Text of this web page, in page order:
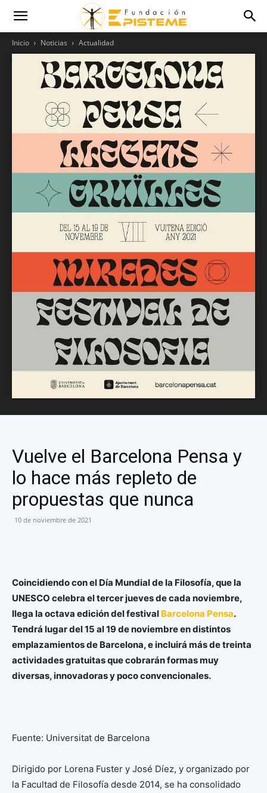
Inicio Noticias Actualidad
Vuelve el Barcelona Pensa y
lo hace más repleto de
propuestas que nunca
10 de noviembre de 2021
Coincidiendo con el Día Mundial de la Filosofía, que la
UNESCO celebra el tercer jueves de cada noviembre,
llega la octava edición del festival Barcelona Pensa.
Tendrá lugar del 15 al 19 de noviembre en distintos
emplazamientos de Barcelona, e incluirá más de treinta
actividades gratuitas que cobrarán formas muy
diversas, innovadoras y poco convencionales.
Fuente: Universitat de Barcelona
Dirigido por Lorena Fuster y José Díez, y organizado por
la Facultad de Filosofía desde 2014, se ha consolidado